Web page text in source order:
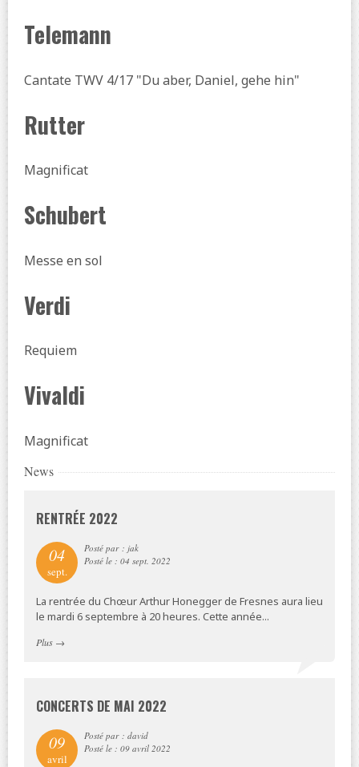
Telemann
Cantate TWV 4/17 "Du aber, Daniel, gehe hin"
Rutter
Magnificat
Schubert
Messe en sol
Verdi
Requiem
Vivaldi
Magnificat
News
RENTRÉE 2022
04
sept.
Posté par : jak
Posté le : 04 sept. 2022
La rentrée du Chœur Arthur Honegger de Fresnes aura lieu
le mardi 6 septembre à 20 heures. Cette année...
Plus →
CONCERTS DE MAI 2022
09
avril
Posté par : david
Posté le : 09 avril 2022